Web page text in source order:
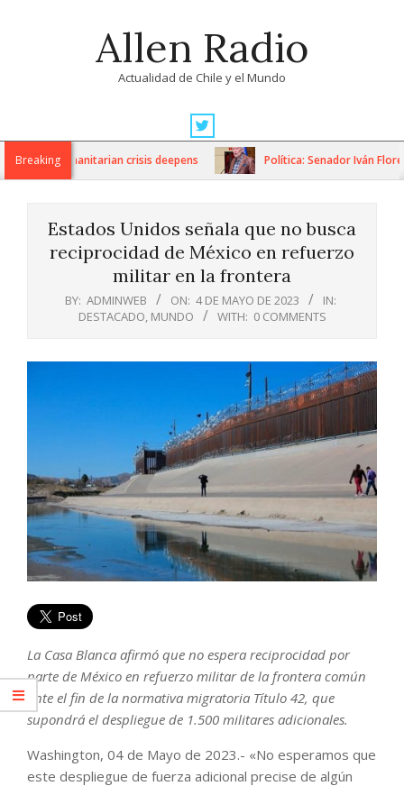
Allen Radio
Actualidad de Chile y el Mundo
Navigation
MenuBreaking
as humanitarian crisis deepens Política: Senador Iván Flores
Estados Unidos señala que no busca
reciprocidad de México en refuerzo
militar en la frontera
BY: ADMINWEB ON: 4 DE MAYO DE 2023
IN:
DESTACADO, MUNDO WITH: 0 COMMENTS
La Casa Blanca afirmó que no espera reciprocidad por
parte de México en refuerzo militar de la frontera común
ante el fin de la normativa migratoria Título 42, que
supondrá el despliegue de 1.500 militares adicionales.
Washington, 04 de Mayo de 2023.- «No esperamos que
este despliegue de fuerza adicional precise de algún